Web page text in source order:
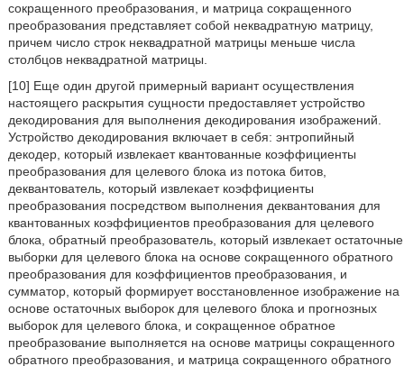
сокращенного преобразования, и матрица сокращенного
преобразования представляет собой неквадратную матрицу,
причем число строк неквадратной матрицы меньше числа
столбцов неквадратной матрицы.
[10] Еще один другой примерный вариант осуществления
настоящего раскрытия сущности предоставляет устройство
декодирования для выполнения декодирования изображений.
Устройство декодирования включает в себя: энтропийный
декодер, который извлекает квантованные коэффициенты
преобразования для целевого блока из потока битов,
деквантователь, который извлекает коэффициенты
преобразования посредством выполнения деквантования для
квантованных коэффициентов преобразования для целевого
блока, обратный преобразователь, который извлекает остаточные
выборки для целевого блока на основе сокращенного обратного
преобразования для коэффициентов преобразования, и
сумматор, который формирует восстановленное изображение на
основе остаточных выборок для целевого блока и прогнозных
выборок для целевого блока, и сокращенное обратное
преобразование выполняется на основе матрицы сокращенного
обратного преобразования, и матрица сокращенного обратного